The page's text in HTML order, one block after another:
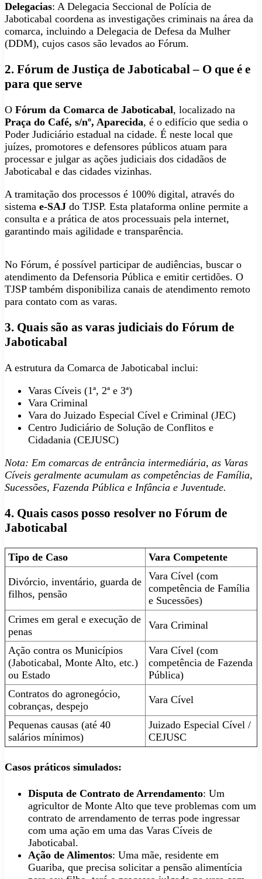
Delegacias: A Delegacia Seccional de Polícia de
Jaboticabal coordena as investigações criminais na área da
comarca, incluindo a Delegacia de Defesa da Mulher
(DDM), cujos casos são levados ao Fórum.
2. Fórum de Justiça de Jaboticabal – O que é e
para que serve
O Fórum da Comarca de Jaboticabal, localizado na
Praça do Café, s/nº, Aparecida, é o edifício que sedia o
Poder Judiciário estadual na cidade. É neste local que
juízes, promotores e defensores públicos atuam para
processar e julgar as ações judiciais dos cidadãos de
Jaboticabal e das cidades vizinhas.
A tramitação dos processos é 100% digital, através do
sistema e-SAJ do TJSP. Esta plataforma online permite a
consulta e a prática de atos processuais pela internet,
garantindo mais agilidade e transparência.
No Fórum, é possível participar de audiências, buscar o
atendimento da Defensoria Pública e emitir certidões. O
TJSP também disponibiliza canais de atendimento remoto
para contato com as varas.
3. Quais são as varas judiciais do Fórum de
Jaboticabal
A estrutura da Comarca de Jaboticabal inclui:
Varas Cíveis (1ª, 2ª e 3ª)
Vara Criminal
Vara do Juizado Especial Cível e Criminal (JEC)
Centro Judiciário de Solução de Conflitos e
Cidadania (CEJUSC)
Nota: Em comarcas de entrância intermediária, as Varas
Cíveis geralmente acumulam as competências de Família,
Sucessões, Fazenda Pública e Infância e Juventude.
4. Quais casos posso resolver no Fórum de
Jaboticabal
Tipo de Caso Vara Competente
Divórcio, inventário, guarda de
filhos, pensão
Vara Cível (com
competência de Família
e Sucessões)
Crimes em geral e execução de
penas
Vara Criminal
Ação contra os Municípios
(Jaboticabal, Monte Alto, etc.)
ou Estado
Vara Cível (com
competência de Fazenda
Pública)
Contratos do agronegócio,
cobranças, despejo
Vara Cível
Pequenas causas (até 40
salários mínimos)
Juizado Especial Cível /
CEJUSC
Casos práticos simulados:
Disputa de Contrato de Arrendamento: Um
agricultor de Monte Alto que teve problemas com um
contrato de arrendamento de terras pode ingressar
com uma ação em uma das Varas Cíveis de
Jaboticabal.
Ação de Alimentos: Uma mãe, residente em
Guariba, que precisa solicitar a pensão alimentícia